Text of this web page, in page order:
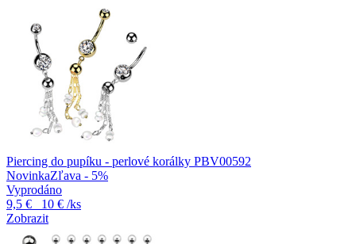
Piercing do pupíku - perlové korálky PBV00592
NovinkaZľava - 5%
Vyprodáno
9,5 €
10 € /ks
Zobrazit